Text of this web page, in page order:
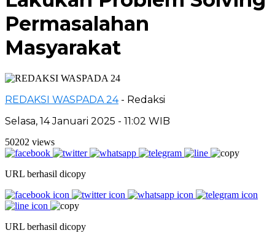
Permasalahan
Masyarakat
REDAKSI WASPADA 24 - Redaksi
Selasa, 14 Januari 2025 - 11:02 WIB
50202 views
URL berhasil dicopy
URL berhasil dicopy